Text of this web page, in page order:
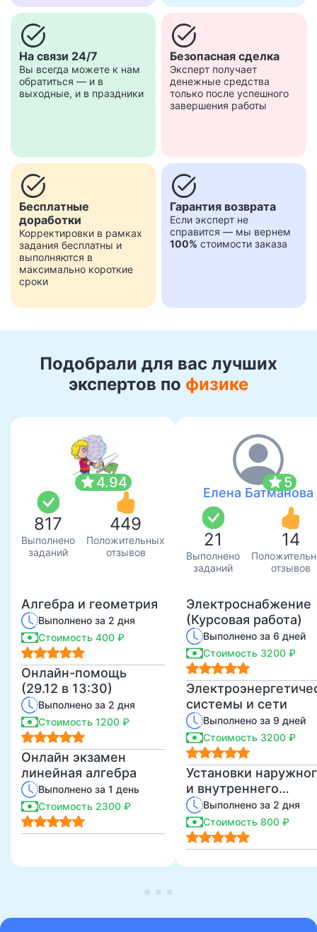
task_alt
На связи 24/7
Вы всегда можете к нам
обратиться — и в
выходные, и в праздники
task_alt
Безопасная сделка
Эксперт получает
денежные средства
только после успешного
завершения работы
task_alt
Бесплатные
доработки
Корректировки в рамках
задания бесплатны и
выполняются в
максимально короткие
сроки
task_alt
Гарантия возврата
Если эксперт не
справится — мы вернем
100% стоимости заказа
Подобрали для вас лучших
экспертов по физике
star4.94
817
Выполнено
заданий
449
Положительных
отзывов
Алгебра и геометрия
Выполнено за 2 дня
Стоимость 400 ₽
Онлайн-помощь
(29.12 в 13:30)
Выполнено за 2 дня
Стоимость 1200 ₽
Онлайн экзамен
линейная алгебра
Выполнено за 1 день
Стоимость 2300 ₽
star5
Елена Батманова
21
Выполнено
заданий
14
отзывов
Электроснабжение
(Курсовая работа)
Выполнено за 6 дней
Стоимость 3200 ₽
системы и сети
Выполнено за 9 дней
Стоимость 3200 ₽
Установки
и внутреннего
освещения
Выполнено за 2 дня
Стоимость 800 ₽